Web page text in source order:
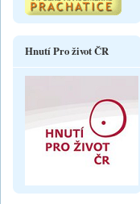
Hnutí Pro život ČR